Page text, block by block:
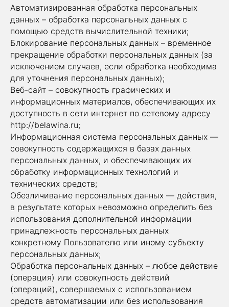
Автоматизированная обработка персональных
данных – обработка персональных данных с
помощью средств вычислительной техники;
Блокирование персональных данных – временное
прекращение обработки персональных данных (за
исключением случаев, если обработка необходима
для уточнения персональных данных);
Веб-сайт – совокупность графических и
информационных материалов, обеспечивающих их
доступность в сети интернет по сетевому адресу
http://belawina.ru;
Информационная система персональных данных —
совокупность содержащихся в базах данных
персональных данных, и обеспечивающих их
обработку информационных технологий и
технических средств;
Обезличивание персональных данных — действия,
в результате которых невозможно определить без
использования дополнительной информации
принадлежность персональных данных
конкретному Пользователю или иному субъекту
персональных данных;
Обработка персональных данных – любое действие
(операция) или совокупность действий
(операций), совершаемых с использованием
средств автоматизации или без использования